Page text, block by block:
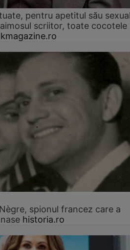
pentru apetitul său
scriitor, toate cocotele
spionul francez care a
historia.ro